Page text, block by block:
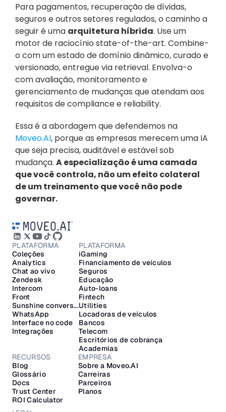
Para pagamentos, recuperação de dívidas,
seguros e outros setores regulados, o caminho a
seguir é uma arquitetura híbrida. Use um
motor de raciocínio state-of-the-art. Combine-
o com um estado de domínio dinâmico, curado e
versionado, entregue via retrieval. Envolva-o
com avaliação, monitoramento e
gerenciamento de mudanças que atendam aos
requisitos de compliance e reliability.
Essa é a abordagem que defendemos na
Moveo.AI, porque as empresas merecem uma IA
que seja precisa, auditável e estável sob
mudança. A especialização é uma camada
que você controla, não um efeito colateral
de um treinamento que você não pode
governar.
PLATAFORMA
Interface no code
Coleções
Analytics
Chat ao vivo
Zendesk
Intercom
Front
WhatsApp
Sunshine convers...
Integrações
RECURSOS
Blog
Glossário
Docs
Trust Center
ROI Calculator
EMPRESA
Sobre a Moveo.AI
Carreiras
Parceiros
Planos
PLATAFORMA
Financiamento de veículos
Seguros
iGaming
Educação
Auto-loans
Fintech
Utilities
Locadoras de veículos
Bancos
Telecom
Escritórios de cobrança
Academias